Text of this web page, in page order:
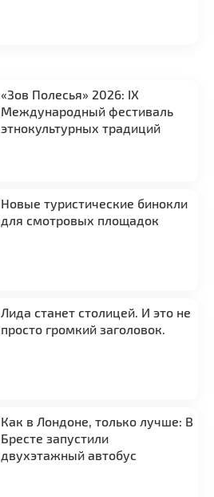
«Зов Полесья» 2026: IX
Международный фестиваль
этнокультурных традиций
Новые туристические бинокли
для смотровых площадок
Лида станет столицей. И это не
просто громкий заголовок.
Как в Лондоне, только лучше: В
Бресте запустили
двухэтажный автобус